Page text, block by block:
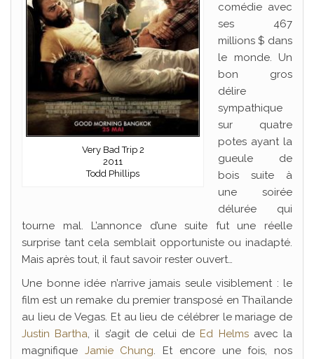
Very Bad Trip 2
2011
Todd Phillips
comédie avec
ses 467
millions $ dans
le monde. Un
bon gros
délire
sympathique
sur quatre
potes ayant la
gueule de
bois suite à
une soirée
délurée qui
tourne mal. L’annonce d’une suite fut une réelle
surprise tant cela semblait opportuniste ou inadapté.
Mais après tout, il faut savoir rester ouvert…
Une bonne idée n’arrive jamais seule visiblement : le
film est un remake du premier transposé en Thaïlande
au lieu de Vegas. Et au lieu de célébrer le mariage de
Justin Bartha, il s’agit de celui de Ed Helmsavec la
magnifique Jamie Chung. Et encore une fois, nos